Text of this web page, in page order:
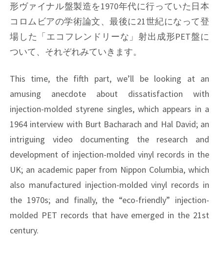
形ヴァイナル盤製造を1970年代に行っていた日本
コロムビアの学術論文、最後に21世紀になって登
場した「エコフレンドリーな」射出成形PET盤に
ついて、それぞれみていきます。
This time, the fifth part, we’ll be looking at an
amusing anecdote about dissatisfaction with
injection-molded styrene singles, which appears in a
1964 interview with Burt Bacharach and Hal David; an
intriguing video documenting the research and
development of injection-molded vinyl records in the
UK; an academic paper from Nippon Columbia, which
also manufactured injection-molded vinyl records in
the 1970s; and finally, the “eco-friendly” injection-
molded PET records that have emerged in the 21st
century.